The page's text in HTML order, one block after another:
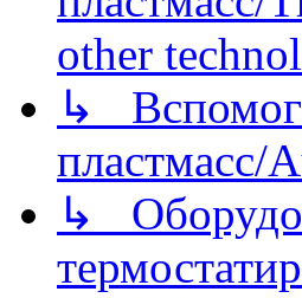
other
↳
пластмасс/
↳